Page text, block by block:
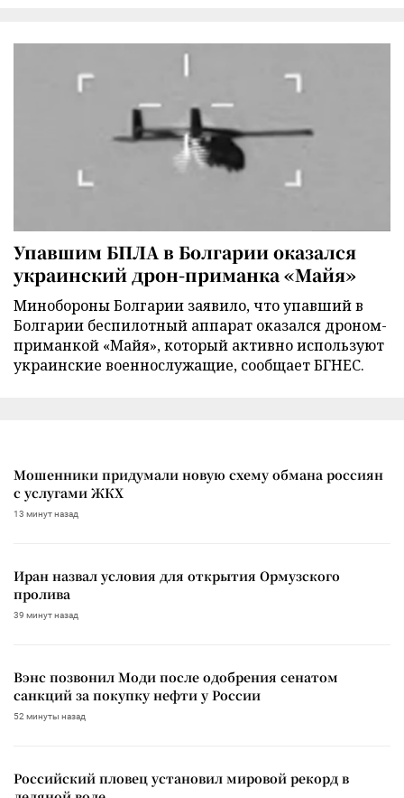
Упавшим БПЛА в Болгарии оказался
украинский дрон-приманка «Майя»
Минобороны Болгарии заявило, что упавший в
Болгарии беспилотный аппарат оказался дроном-
приманкой «Майя», который активно используют
украинские военнослужащие, сообщает БГНЕС.
Мошенники придумали новую схему обмана россиян
с услугами ЖКХ
13 минут назад
Иран назвал условия для открытия Ормузского
пролива
39 минут назад
Вэнс позвонил Моди после одобрения сенатом
санкций за покупку нефти у России
52 минуты назад
Российский пловец установил мировой рекорд в